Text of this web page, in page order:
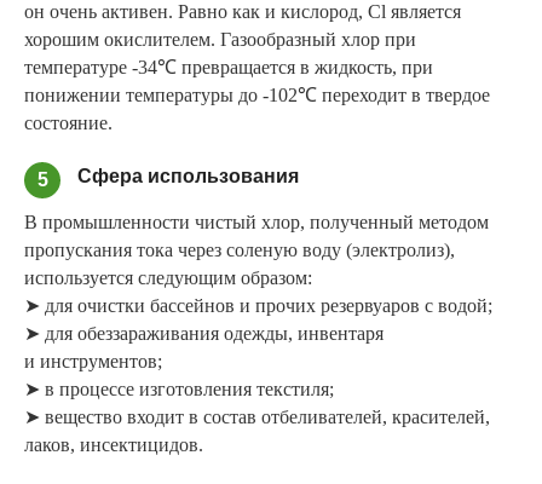
он очень активен. Равно как и кислород, Cl является
хорошим окислителем. Газообразный хлор при
температуре -34℃ превращается в жидкость, при
понижении температуры до -102℃ переходит в твердое
состояние.
5 Сфера использования
В промышленности чистый хлор, полученный методом
пропускания тока через соленую воду (электролиз),
используется следующим образом:
➤ для очистки бассейнов и прочих резервуаров с водой;
➤ для обеззараживания одежды, инвентаря
и инструментов;
➤ в процессе изготовления текстиля;
➤ вещество входит в состав отбеливателей, красителей,
лаков, инсектицидов.